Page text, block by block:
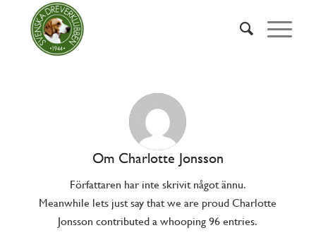
Om Charlotte Jonsson
Författaren har inte skrivit något ännu.
Meanwhile lets just say that we are proudCharlotte
Jonsson contributed a whooping 96 entries.